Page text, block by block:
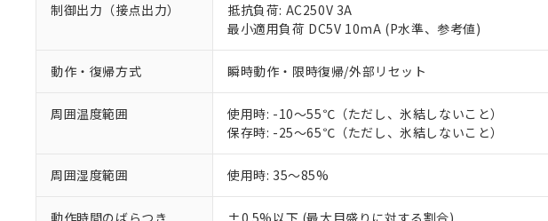
制御出力（接点出力）
抵抗負荷: AC250V 3A
最小適用負荷 DC5V 10mA (P水準、参考値)
動作・復帰方式 瞬時動作・限時復帰/外部リセット
周囲温度範囲
使用時: -10～55℃（ただし、氷結しないこと）
保存時: -25～65℃（ただし、氷結しないこと）
周囲湿度範囲 使用時: 35～85%
動作時間のばらつき ±0.5%以下 (最大目盛りに対する割合)
ご利用条件
※1 対応状況
対応済み：EU RoHS指令（10物質）の
対応予定：EU RoHS指令（10物質）の非含
対応予定なし：EU RoHS指令（10物質）の
非該当品：ライセンス料など無形物で、有害
仕入先様の事情により、非含有部品として
があります。
※1 中国RoHS○×表